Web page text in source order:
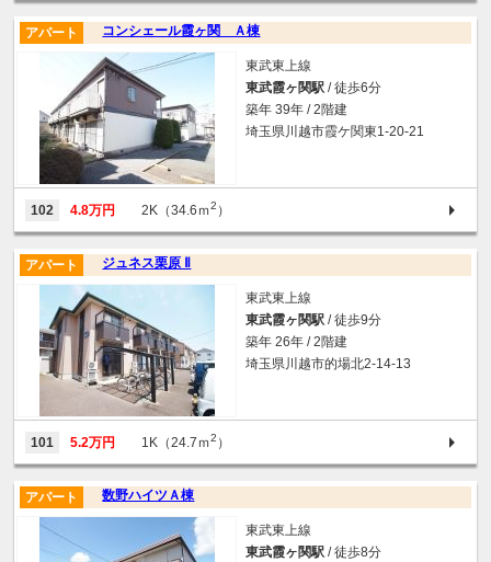
コンシェール霞ヶ関 Ａ棟
アパート
東武東上線
東武霞ヶ関駅 / 徒歩6分
築年 39年 / 2階建
埼玉県川越市霞ケ関東1-20-21
102 4.8万円 2K（34.6ｍ2 ）
ジュネス栗原 Ⅱ
アパート
東武東上線
東武霞ヶ関駅 / 徒歩9分
築年 26年 / 2階建
埼玉県川越市的場北2-14-13
101 5.2万円 1K（24.7ｍ2 ）
数野ハイツＡ棟
アパート
東武東上線
東武霞ヶ関駅 / 徒歩8分